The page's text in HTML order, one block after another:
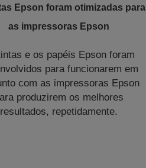
Epson foram otimizadas para
as impressoras Epson
e os papéis Epson foram
para funcionarem em
com as impressoras Epson
produzirem os melhores
resultados, repetidamente.